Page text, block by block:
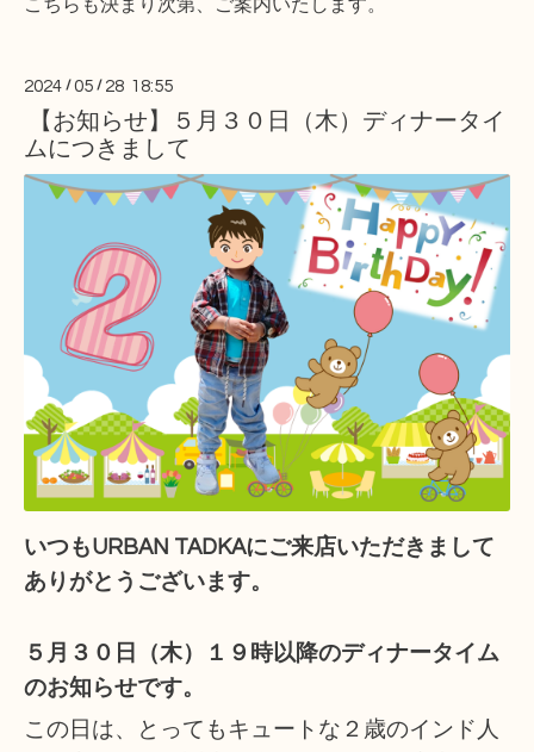
こちらも決まり次第、ご案内いたします。
2024 /05 / 28 18:55
【お知らせ】５月３０日（木）ディナータイ
ムにつきまして
いつもURBAN TADKAにご来店いただきまして
ありがとうございます。
５月３０日（木）１９時以降のディナータイム
のお知らせです。
この日は、とってもキュートな２歳のインド人